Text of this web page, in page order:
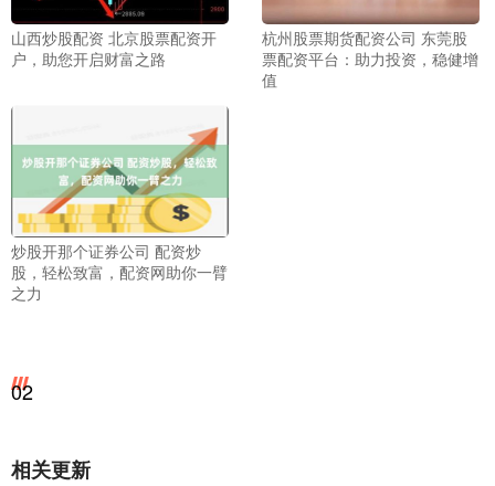
山西炒股配资 北京股票配资开
户，助您开启财富之路
杭州股票期货配资公司 东莞股
票配资平台：助力投资，稳健增
值
炒股开那个证券公司 配资炒
股，轻松致富，配资网助你一臂
之力
02
相关更新